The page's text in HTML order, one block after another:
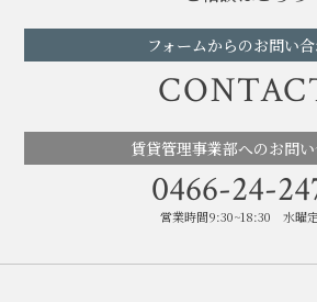
フォームからのお問い
賃貸管理事業部へのお問
0466-24-
営業時間9:30~18:30 水曜